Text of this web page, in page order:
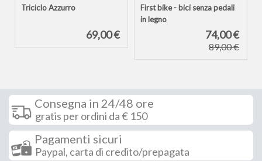
Triciclo Azzurro
69,00 €
First bike - bici senza pedali
in legno
74,00 €
89,00 €
Consegna in 24/48 ore
gratis per ordini da € 150
Pagamenti sicuri
Paypal, carta di credito/prepagata